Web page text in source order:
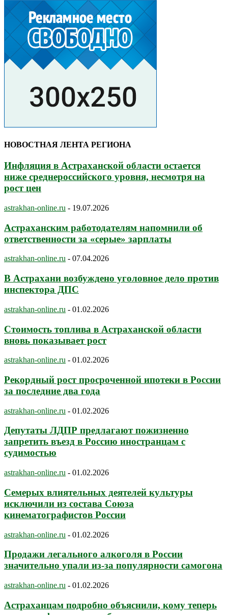
НОВОСТНАЯ ЛЕНТА РЕГИОНА
Инфляция в Астраханской области остается
ниже среднероссийского уровня, несмотря на
рост цен
astrakhan-online.ru - 19.07.2026
Астраханским работодателям напомнили об
ответственности за «серые» зарплаты
astrakhan-online.ru - 07.04.2026
В Астрахани возбуждено уголовное дело против
инспектора ДПС
astrakhan-online.ru - 01.02.2026
Стоимость топлива в Астраханской области
вновь показывает рост
astrakhan-online.ru - 01.02.2026
Рекордный рост просроченной ипотеки в России
за последние два года
astrakhan-online.ru - 01.02.2026
Депутаты ЛДПР предлагают пожизненно
запретить въезд в Россию иностранцам с
судимостью
astrakhan-online.ru - 01.02.2026
Семерых влиятельных деятелей культуры
исключили из состава Союза
кинематографистов России
astrakhan-online.ru - 01.02.2026
Продажи легального алкоголя в России
значительно упали из-за популярности самогона
astrakhan-online.ru - 01.02.2026
Астраханцам подробно объяснили, кому теперь